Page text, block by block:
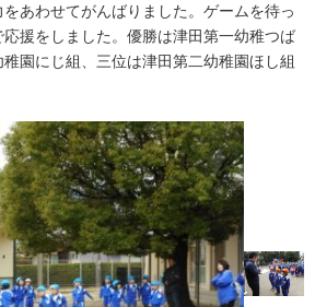
あわせてがんばりました。ゲームを待っ
援をしました。優勝は津田第一幼稚つば
園にじ組、三位は津田第二幼稚園ほし組